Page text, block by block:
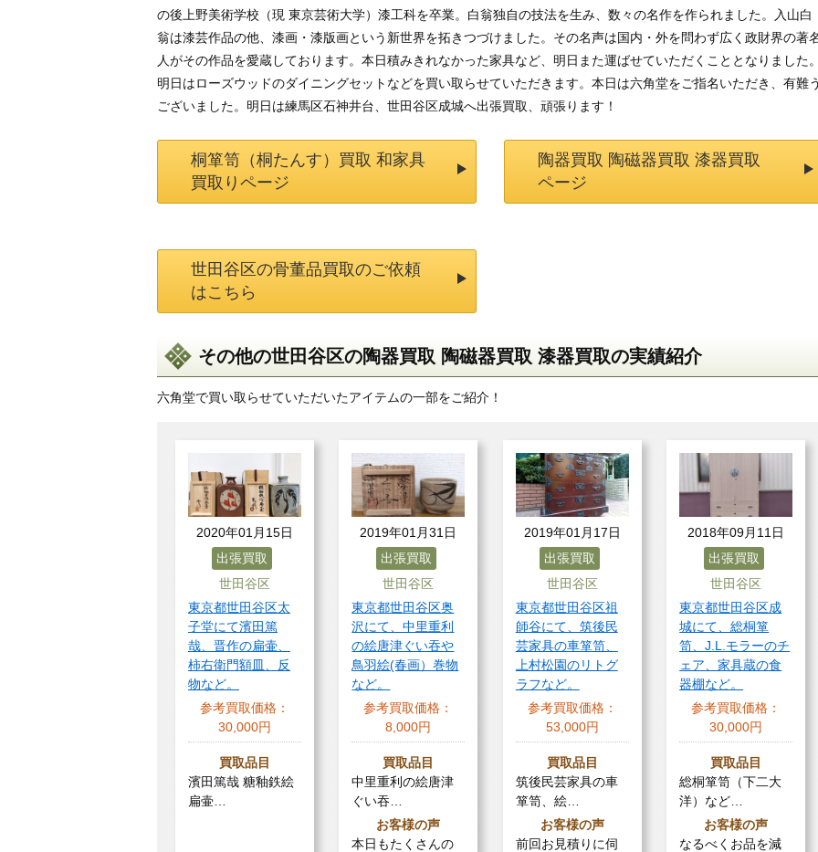
の後上野美術学校（現 東京芸術大学）漆工科を卒業。白翁独自の技法を生み、数々の名作を作られました。入山白
翁は漆芸作品の他、漆画・漆版画という新世界を拓きつづけました。その名声は国内・外を問わず広く政財界の著
人がその作品を愛蔵しております。本日積みきれなかった家具など、明日また運ばせていただくこととなりました。
明日はローズウッドのダイニングセットなどを買い取らせていただきます。本日は六角堂をご指名いただき、有難う
ございました。明日は練馬区石神井台、世田谷区成城へ出張買取、頑張ります！
桐箪笥（桐たんす）買取 和家具
買取りページ
陶器買取 陶磁器買取 漆器買取
ページ
世田谷区の骨董品買取のご依頼
はこちら
その他の世田谷区の陶器買取 陶磁器買取 漆器買取の実績紹介
六角堂で買い取らせていただいたアイテムの一部をご紹介！
2020年01月15日
出張買取
世田谷区
東京都世田谷区太
子堂にて濱田篤
哉、晋作の扁壷、
柿右衛門額皿、反
物など。
参考買取価格：
30,000円
買取品目
濱田篤哉 糖釉鉄絵
扁壷…
2019年01月31日
出張買取
世田谷区
東京都世田谷区奥
沢にて、中里重利
の絵唐津ぐい吞や
鳥羽絵(春画）巻物
など。
参考買取価格：
8,000円
買取品目
中里重利の絵唐津
ぐい吞…
お客様の声
本日もたくさんの
2019年01月17日
出張買取
世田谷区
東京都世田谷区祖
師谷にて、筑後民
芸家具の車箪笥、
上村松園のリトグ
ラフなど。
参考買取価格：
53,000円
買取品目
筑後民芸家具の車
箪笥、絵…
お客様の声
前回お見積りに伺
2018年09月11日
出張買取
世田谷区
東京都世田谷区成
城にて、総桐箪
笥、J.L.モラーのチ
ェア、家具蔵の食
器棚など。
参考買取価格：
30,000円
買取品目
総桐箪笥（下二大
洋）など…
お客様の声
なるべくお品を減